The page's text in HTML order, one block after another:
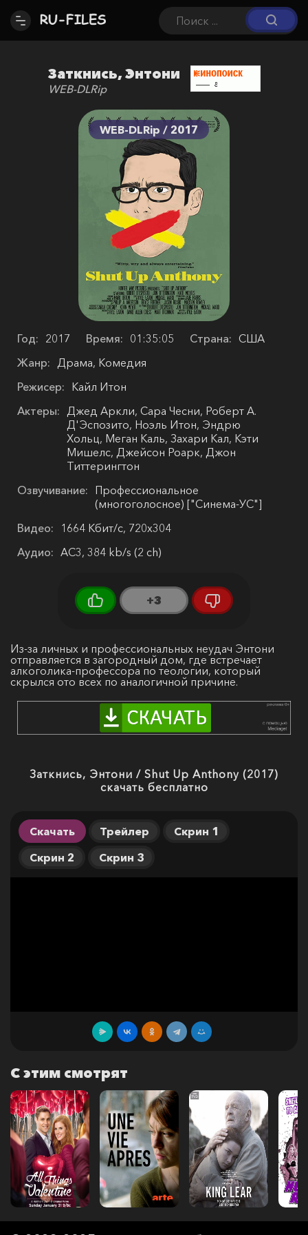
Заткнись, Энтони
WEB-DLRip
WEB-DLRip / 2017
Год: 2017 Время: 01:35:05 Страна: США
Жанр:
Драма, Комедия
Режисер: Кайл Итон
Актеры:
Джед Аркли, Сара Чесни, Роберт А.
Д'Эспозито, Ноэль Итон, Эндрю
Хольц, Меган Каль, Захари Кал, Кэти
Мишелс, Джейсон Роарк, Джон
Титтерингтон
Озвучивание: Профессиональное
(многоголосное) ["Синема-УС"]
Видео:
1664 Кбит/с, 720x304
Аудио: AC3, 384 kb/s (2 ch)
+3
Из-за личных и профессиональных неудач Энтони
отправляется в загородный дом, где встречает
алкоголика-профессора по теологии, который
скрылся ото всех по аналогичной причине.
Заткнись, Энтони / Shut Up Anthony (2017)
скачать бесплатно
Скачать Трейлер
Скрин 1
Скрин 2
Скрин 3
С этим смотрят